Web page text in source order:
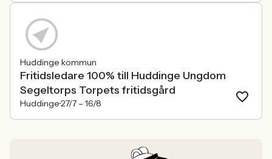
Huddinge kommun
Fritidsledare 100% till Huddinge Ungdom
Segeltorps Torpets fritidsgård
Huddinge27/7 – 16/8